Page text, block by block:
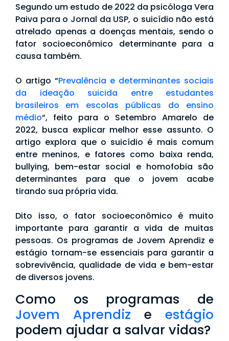
Segundo um estudo de 2022 da psicóloga Vera
Paiva para o Jornal da USP, o suicídio não está
atrelado apenas a doenças mentais, sendo o
fator socioeconômico determinante para a
causa também.
O artigo “Prevalência e determinantes sociais
da ideação suicida entre estudantes
brasileiros em escolas públicas do ensino
médio“, feito para o Setembro Amarelo de
2022, busca explicar melhor esse assunto. O
artigo explora que o suicídio é mais comum
entre meninos, e fatores como baixa renda,
bullying, bem-estar social e homofobia são
determinantes para que o jovem acabe
tirando sua própria vida.
Dito isso, o fator socioeconômico é muito
importante para garantir a vida de muitas
pessoas. Os programas de Jovem Aprendiz e
estágio tornam-se essenciais para garantir a
sobrevivência, qualidade de vida e bem-estar
de diversos jovens.
Como os programas de
Jovem Aprendiz e estágio
podem ajudar a salvar vidas?